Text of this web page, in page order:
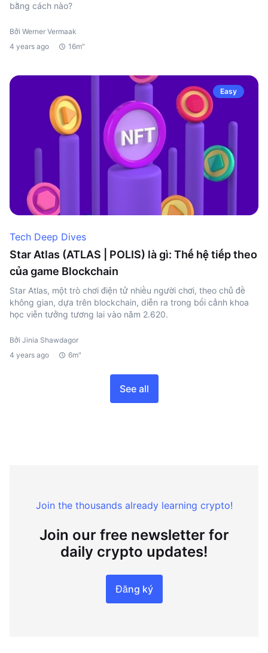
bằng cách nào?
Bởi Werner Vermaak
4 years ago
16m"
Easy
Tech Deep Dives
Star Atlas (ATLAS | POLIS) là gì: Thế hệ tiếp theo
của game Blockchain
Star Atlas, một trò chơi điện tử nhiều người chơi, theo chủ đề
không gian, dựa trên blockchain, diễn ra trong bối cảnh khoa
học viễn tưởng tương lai vào năm 2.620.
Bởi Jinia Shawdagor
4 years ago
6m"
See all
Join the thousands already learning crypto!
Join our free newsletter for
daily crypto updates!
Đăng ký